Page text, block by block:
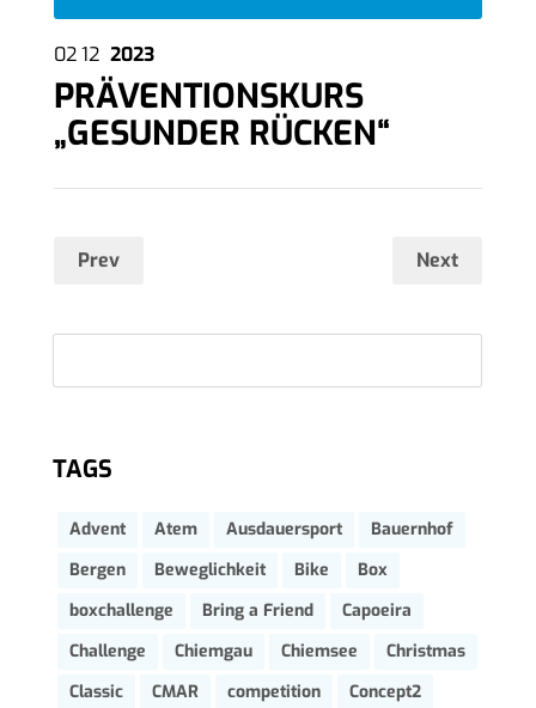
02 12 2023
PRÄVENTIONSKURS
„GESUNDER RÜCKEN“
Prev Next
TAGS
Advent Atem Ausdauersport
Bauernhof
Bergen
Beweglichkeit Bike
Box
boxchallenge
Bring a Friend
Capoeira
Challenge
Chiemgau Chiemsee
Christmas
Classic
CMAR competition
Concept2